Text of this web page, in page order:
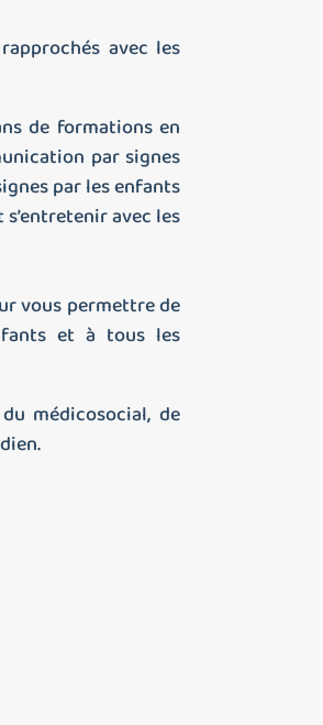
avec les
de formations en
par signes
par les enfants
avec les
vous permettre de
et à tous les
médicosocial, de